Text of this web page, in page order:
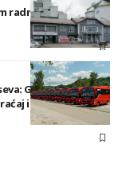
radnika u
Gradonačelnik
i pregledao